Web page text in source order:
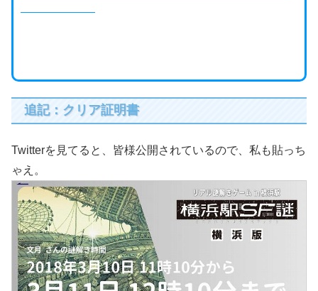
追記：クリア証明書
Twitterを見てると、皆様公開されているので、私も貼っち
ゃえ。